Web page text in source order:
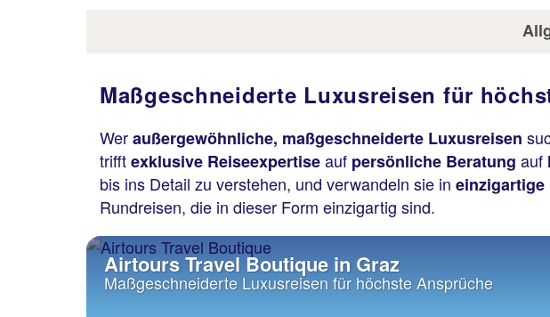
Maßgeschneiderte Luxusreisen für
Weraußergewöhnliche, maßgeschneiderte Luxusreisen
trifftexklusive Reiseexpertiseauf persönliche Beratung auf
bis ins Detail zu verstehen, und verwandeln sie in einzigartige
Rundreisen, die in dieser Form einzigartig sind.
Airtours Travel Boutique in Graz
Maßgeschneiderte Luxusreisen für höchste Ansprüche